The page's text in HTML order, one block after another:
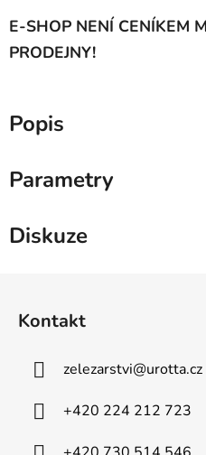
E-SHOP NENÍ CENÍKEM
PRODEJNY!
Popis
Parametry
Diskuze
Kontakt
zelezarstvi@urotta.cz
+420 224 212 723